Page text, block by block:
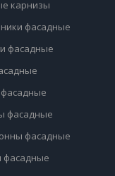
карнизы
фасадные
фасадные
фасадные
фасадные
фасадные